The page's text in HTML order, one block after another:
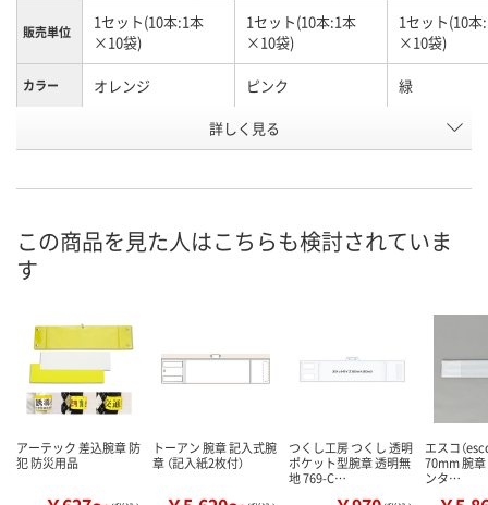
販売単位
1セット(10本:1本
×10袋)
1セット(10本:1本
×10袋)
1セット(10本
×10袋)
カラー オレンジ ピンク 緑
AW52279 AW61514
詳しく見る
この商品を見た人はこちらも検討されていま
す
アーテック 差込腕章 防
犯 防災用品
トーアン 腕章 記入式腕
章 （記入紙2枚付）
つくし工房 つくし 透明
ポケット型腕章 透明無
地 769-C…
エスコ（
70mm 腕章
ンタ…